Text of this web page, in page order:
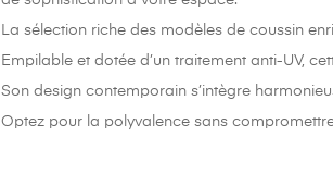
La sélection riche des modèles de coussin
Empilable et dotée d’un traitement anti-UV,
Son design contemporain s’intègre
Optez pour la polyvalence sans